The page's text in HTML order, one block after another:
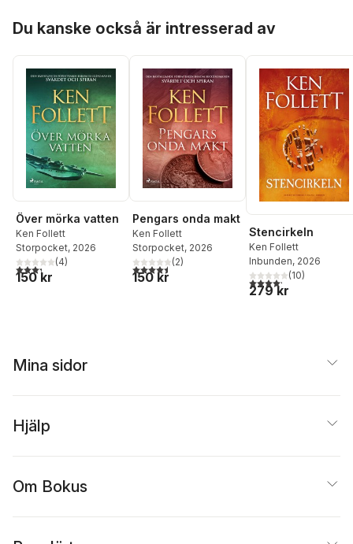
Du kanske också är intresserad av
Över mörka vatten
Ken Follett
Storpocket, 2026
3,3utav 5 stjärnor. Totalt antal röster:
(4)
150 kr
Pengars onda makt
Ken Follett
Storpocket, 2026
4,5utav 5 stjärnor. Totalt antal röster:
(2)
150 kr
Stencirkeln
Ken Follett
Inbunden, 2026
4,2utav 5 stjärnor.
(10)
279 kr
Mina sidor
Hjälp
Om Bokus